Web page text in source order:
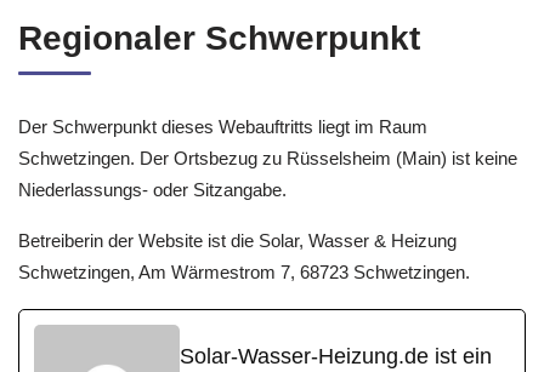
Regionaler Schwerpunkt
Der Schwerpunkt dieses Webauftritts liegt im Raum
Schwetzingen. Der Ortsbezug zu Rüsselsheim (Main) ist keine
Niederlassungs- oder Sitzangabe.
Betreiberin der Website ist die Solar, Wasser & Heizung
Schwetzingen, Am Wärmestrom 7, 68723 Schwetzingen.
Solar-Wasser-Heizung.de ist ein